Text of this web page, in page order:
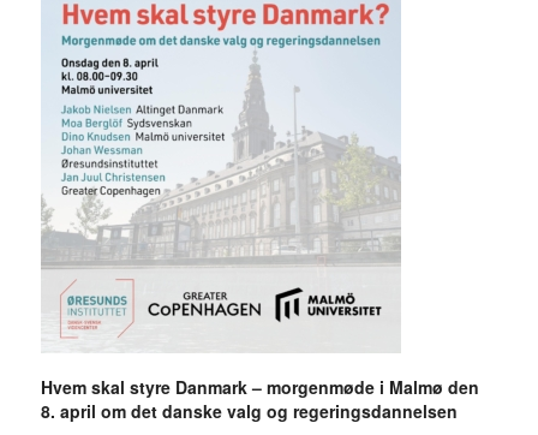
Hvem skal styre Danmark – morgenmøde i Malmø den
8. april om det danske valg og regeringsdannelsen